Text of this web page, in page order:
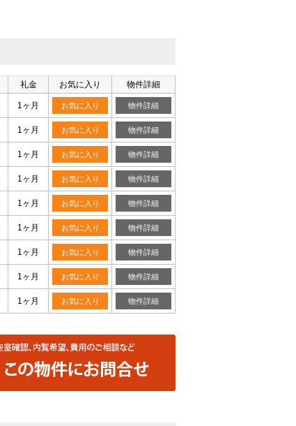
礼金 お気に入り 物件詳細
1ヶ月 お気に入り 物件詳細
1ヶ月 お気に入り 物件詳細
1ヶ月 お気に入り 物件詳細
1ヶ月 お気に入り 物件詳細
1ヶ月 お気に入り 物件詳細
1ヶ月 お気に入り 物件詳細
1ヶ月 お気に入り 物件詳細
1ヶ月 お気に入り 物件詳細
1ヶ月 お気に入り 物件詳細